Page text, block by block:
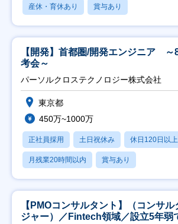
産休・育休あり 賞与あり
【開発】首都圏/開発エンジニア ～
考会～
パーソルクロステクノロジー株式会社
東京都
450万~1000万
正社員採用 土日祝休み 休日120日以上
月残業20時間以内 賞与あり
【PMOコンサルタント】（コンサ
ジャー）／Fintech領域／設立5年弱